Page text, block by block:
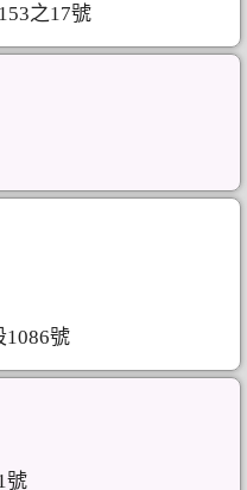
之17號
1086號
號